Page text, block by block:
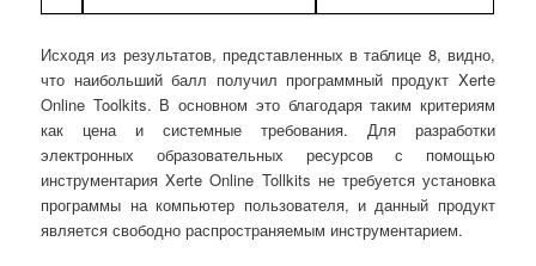
Исходя из результатов, представленных в таблице 8, видно,
что наибольший балл получил программный продукт Xerte
Online Toolkits. В основном это благодаря таким критериям
как цена и системные требования. Для разработки
электронных образовательных ресурсов с помощью
инструментария Xerte Online Tollkits не требуется установка
программы на компьютер пользователя, и данный продукт
является свободно распространяемым инструментарием.